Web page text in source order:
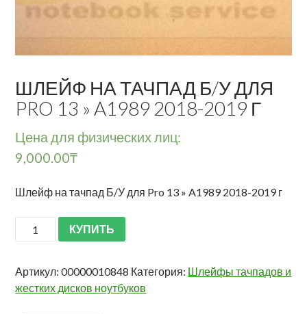
ШЛЕЙФ НА ТАЧПАД Б/У ДЛЯ
PRO 13 » A1989 2018-2019 Г
Цена для физических лиц:
9,000.00₸
Шлейф на тачпад Б/У для Pro 13 » A1989 2018-2019 г
КУПИТЬ
Артикул:00000010848 Категория: Шлейфы тачпадов и
жестких дисков ноутбуков